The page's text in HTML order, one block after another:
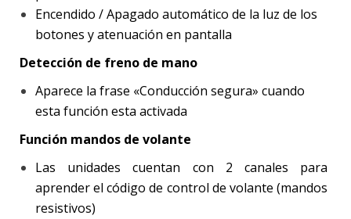
Encendido / Apagado automático de la luz de los
botones y atenuación en pantalla
Detección de freno de mano
Aparece la frase «Conducción segura» cuando
esta función esta activada
Función mandos de volante
Las unidades cuentan con 2 canales para
aprender el código de control de volante (mandos
resistivos)